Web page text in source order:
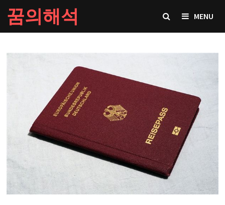
Skip
to
content
꿈의해석 MENU